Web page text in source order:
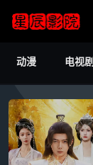
动漫 电视剧